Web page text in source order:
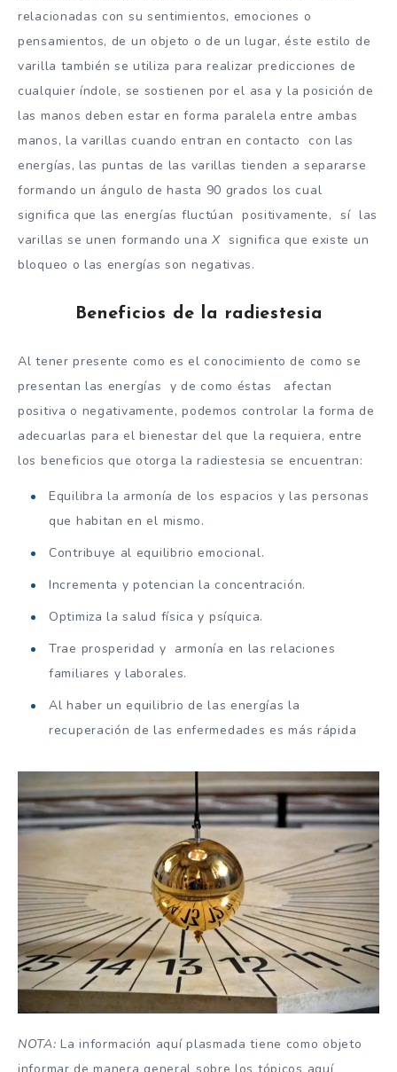
relacionadas con su sentimientos, emociones o
pensamientos, de un objeto o de un lugar, éste estilo de
varilla también se utiliza para realizar predicciones de
cualquier índole, se sostienen por el asa y la posición de
las manos deben estar en forma paralela entre ambas
manos, la varillas cuando entran en contacto con las
energías, las puntas de las varillas tienden a separarse
formando un ángulo de hasta 90 grados los cual
significa que las energías fluctúan positivamente, sí las
varillas se unen formando una Xsignifica que existe un
bloqueo o las energías son negativas.
Beneficios de la radiestesia
Al tener presente como es el conocimiento de como se
presentan las energías y de como éstas afectan
positiva o negativamente, podemos controlar la forma de
adecuarlas para el bienestar del que la requiera, entre
los beneficios que otorga la radiestesia se encuentran:
Equilibra la armonía de los espacios y las personas
que habitan en el mismo.
Contribuye al equilibrio emocional.
Incrementa y potencian la concentración.
Optimiza la salud física y psíquica.
Trae prosperidad y armonía en las relaciones
familiares y laborales.
Al haber un equilibrio de las energías la
recuperación de las enfermedades es más rápida
NOTA: La información aquí plasmada tiene como objeto